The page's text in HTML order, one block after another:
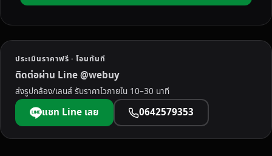
ถึ
ง
น
จ่
า
ย
เ
ประเมินราคาฟรี · โอนทันที
ติดต่อผ่าน Line @webuy
ส่งรูปกล้อง/เลนส์ รับราคาไวภายใน 10–30 นาที
แชท Line เลย 0642579353